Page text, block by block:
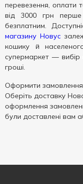
перевезення, оплати
від 3000 грн перше
безплатним.
магазину Новус
кошику й
супермаркет — вибір
гроші.
Оформити
Оберіть доставку
оформлення
були доставлені вам